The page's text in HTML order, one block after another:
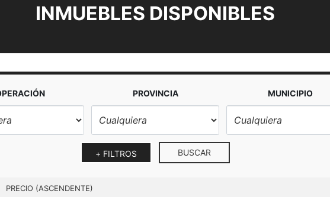
INMUEBLES DISPONIBLES
PROVINCIA MUNICIPIO
+ FILTROS BUSCAR
PRECIO (ASCENDENTE)